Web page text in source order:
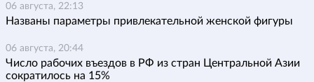
06 августа, 22:13
Названы параметры привлекательной женской фигуры
06 августа, 20:44
Число рабочих въездов в РФ из стран Центральной Азии
сократилось на 15%